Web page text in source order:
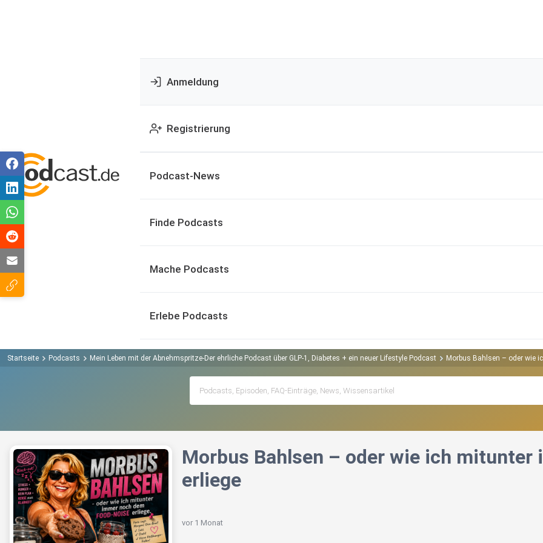
Anmeldung
Registrierung
Podcast-News
Finde Podcasts
Mache Podcasts
Erlebe Podcasts
Startseite Podcasts Mein Leben mit der Abnehmspritze-Der ehrliche Podcast über GLP-1, Diabetes + ein neuer Lifestyle Podcast Morbus Bahlsen – oder wie
Morbus Bahlsen – oder wie ich mitunter
erliege
vor 1 Monat